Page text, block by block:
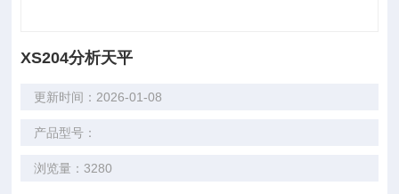
XS204分析天平
更新时间：2026-01-08
产品型号：
浏览量：3280